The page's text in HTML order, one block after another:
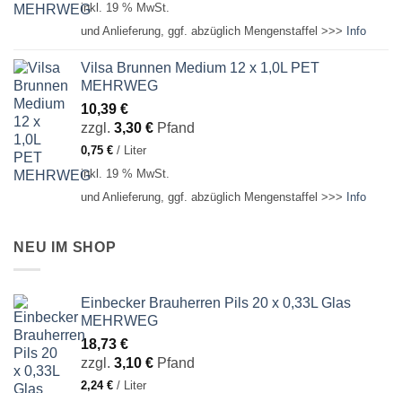
inkl. 19 % MwSt.
und Anlieferung, ggf. abzüglich Mengenstaffel >>> Info
Vilsa Brunnen Medium 12 x 1,0L PET
MEHRWEG
10,39 €
zzgl. 3,30 € Pfand
0,75 € / Liter
inkl. 19 % MwSt.
und Anlieferung, ggf. abzüglich Mengenstaffel >>> Info
NEU IM SHOP
Einbecker Brauherren Pils 20 x 0,33L Glas
MEHRWEG
18,73 €
zzgl. 3,10 € Pfand
2,24 € / Liter